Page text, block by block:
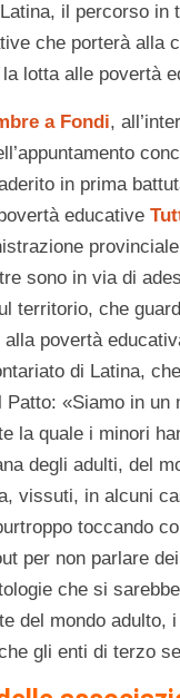
il percorso in
che porterà alla
lotta alle povertà
a Fondi,
in prima
educative
sono in via di
territorio, che
povertà
di Latina,
«Siamo in
la quale i minori
degli adulti, del
vissuti, in alcuni
toccando
per non parlare
che si
del mondo
gli enti di terzo